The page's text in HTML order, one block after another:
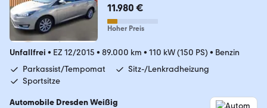
11.980 €
Hoher Preis
Unfallfrei • EZ 12/2015 • 89.000 km • 110 kW (150 PS) • Benzin
Parkassist/Tempomat
Sitz-/Lenkradheizung
Sportsitze
Automobile Dresden Weißig